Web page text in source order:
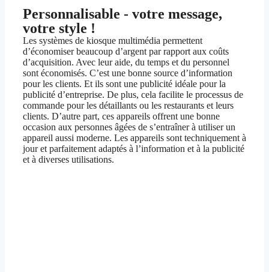
Personnalisable - votre message,
votre style !
Les systèmes de kiosque multimédia permettent
d’économiser beaucoup d’argent par rapport aux coûts
d’acquisition. Avec leur aide, du temps et du personnel
sont économisés. C’est une bonne source d’information
pour les clients. Et ils sont une publicité idéale pour la
publicité d’entreprise. De plus, cela facilite le processus de
commande pour les détaillants ou les restaurants et leurs
clients. D’autre part, ces appareils offrent une bonne
occasion aux personnes âgées de s’entraîner à utiliser un
appareil aussi moderne. Les appareils sont techniquement à
jour et parfaitement adaptés à l’information et à la publicité
et à diverses utilisations.